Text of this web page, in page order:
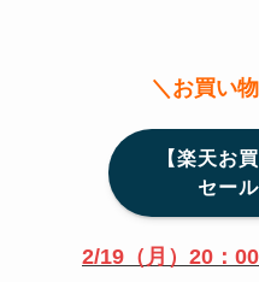
＼お買い
【楽天お
セー
2/19（月）20：